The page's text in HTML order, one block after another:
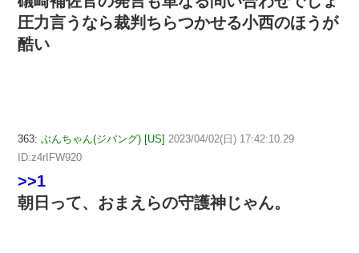
圧力言うなら裁判ちらつかせる小西のほうが
酷い
363: ぶんちゃん(ジパング) [US] 2023/04/02(日) 17:42:10.29
ID:z4rIFW920
>>1
朝日って、おまえらの守護神じゃん。